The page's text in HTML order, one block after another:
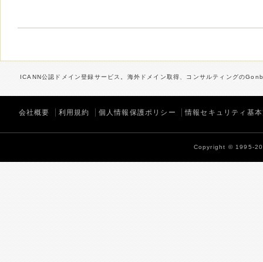
ICANN公認ドメイン登録サービス。海外ドメイン取得、コンサルティングの
会社概要 利用規約 個人情報保護ポリシー 情報セキュリティ基
Copyright © 1995-